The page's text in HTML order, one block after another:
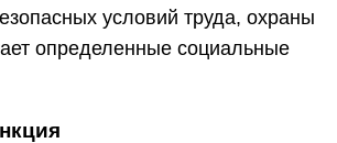
условий труда, охраны
определенные социальные